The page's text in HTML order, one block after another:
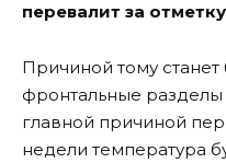
перевалит за
Причиной тому станет
фронтальные
главной причиной
недели температура